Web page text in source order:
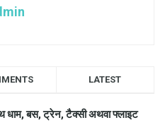
LATEST
धाम, बस, ट्रेन, टैक्सी अथवा फ्लाइट